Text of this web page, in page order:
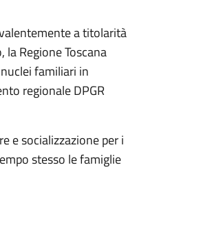
a titolarità
Regione Toscana
familiari in
regionale DPGR
e socializzazione per i
stesso le famiglie